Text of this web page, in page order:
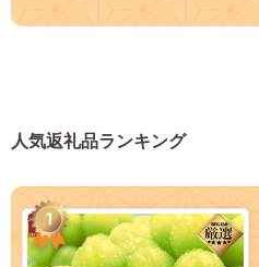
人気返礼品ランキング
1